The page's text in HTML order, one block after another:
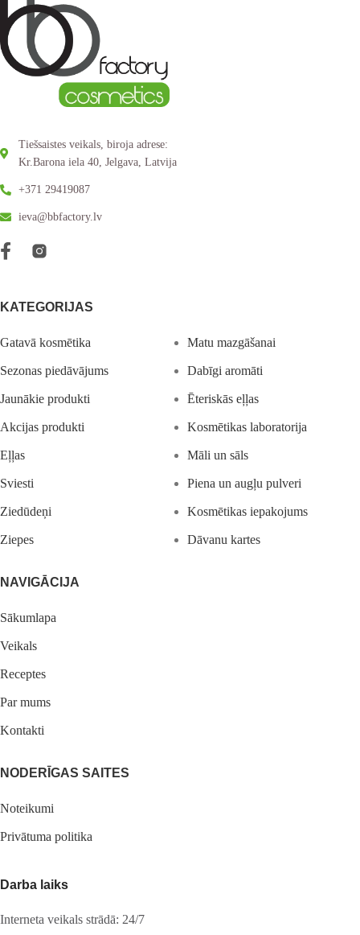
Tiešsaistes veikals, biroja adrese:
Kr.Barona iela 40, Jelgava, Latvija
+371 29419087
ieva@bbfactory.lv
NAVIGĀCIJA
Sākumlapa
Veikals
Receptes
Par mums
Kontakti
KATEGORIJAS
Gatavā kosmētika
Sezonas piedāvājums
Jaunākie produkti
Akcijas produkti
Eļļas
Sviesti
Ziedūdeņi
Ziepes
Matu mazgāšanai
Dabīgi aromāti
Ēteriskās eļļas
Kosmētikas laboratorija
Māli un sāls
Piena un augļu pulveri
Kosmētikas iepakojums
Dāvanu kartes
NODERĪGAS SAITES
Noteikumi
Privātuma politika
Darba laiks
Interneta veikals strādā: 24/7